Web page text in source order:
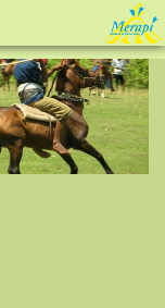
Tel: 088 - 81 11 999